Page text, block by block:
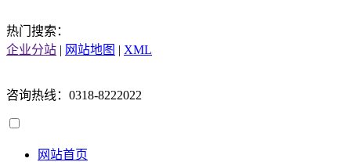
热门搜索：
企业分站 | 网站地图 | XML
咨询热线：0318-8222022
网站首页